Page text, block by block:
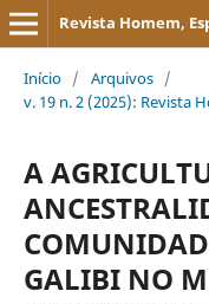
Revista Homem,
Início / Arquivos /
v. 19 n. 2 (2025): Revista
A
GALIBI NO